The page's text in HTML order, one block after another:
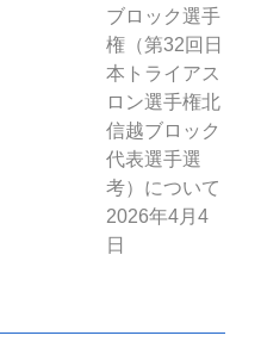
ブロック選手
権（第32回日
本トライアス
ロン選手権北
信越ブロック
代表選手選
考）について
2026年4月4
日